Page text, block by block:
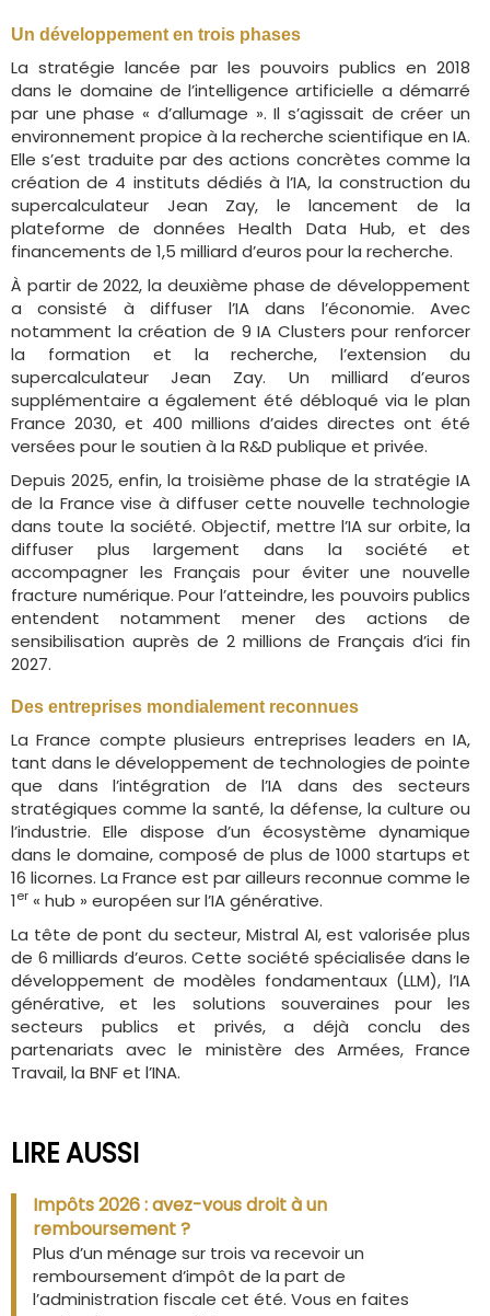
Un développement en trois phases
La stratégie lancée par les pouvoirs publics en 2018
dans le domaine de l’intelligence artificielle a démarré
par une phase « d’allumage ». Il s’agissait de créer un
environnement propice à la recherche scientifique en IA.
Elle s’est traduite par des actions concrètes comme la
création de 4 instituts dédiés à l’IA, la construction du
supercalculateur Jean Zay, le lancement de la
plateforme de données Health Data Hub, et des
financements de 1,5 milliard d’euros pour la recherche.
À partir de 2022, la deuxième phase de développement
a consisté à diffuser l’IA dans l’économie. Avec
notamment la création de 9 IA Clusters pour renforcer
la formation et la recherche, l’extension du
supercalculateur Jean Zay. Un milliard d’euros
supplémentaire a également été débloqué via le plan
France 2030, et 400 millions d’aides directes ont été
versées pour le soutien à la R&D publique et privée.
Depuis 2025, enfin, la troisième phase de la stratégie IA
de la France vise à diffuser cette nouvelle technologie
dans toute la société. Objectif, mettre l’IA sur orbite, la
diffuser plus largement dans la société et
accompagner les Français pour éviter une nouvelle
fracture numérique. Pour l’atteindre, les pouvoirs publics
entendent notamment mener des actions de
sensibilisation auprès de 2 millions de Français d’ici fin
2027.
Des entreprises mondialement reconnues
La France compte plusieurs entreprises leaders en IA,
tant dans le développement de technologies de pointe
que dans l’intégration de l’IA dans des secteurs
stratégiques comme la santé, la défense, la culture ou
l’industrie. Elle dispose d’un écosystème dynamique
dans le domaine, composé de plus de 1000 startups et
16 licornes. La France est par ailleurs reconnue comme le
1er « hub » européen sur l’IA générative.
La tête de pont du secteur, Mistral AI, est valorisée plus
de 6 milliards d’euros. Cette société spécialisée dans le
développement de modèles fondamentaux (LLM), l’IA
générative, et les solutions souveraines pour les
secteurs publics et privés, a déjà conclu des
partenariats avec le ministère des Armées, France
Travail, la BNF et l’INA.
LIRE AUSSI
Impôts 2026 : avez-vous droit à un
remboursement ?
Plus d’un ménage sur trois va recevoir un
remboursement d’impôt de la part de
l’administration fiscale cet été. Vous en faites